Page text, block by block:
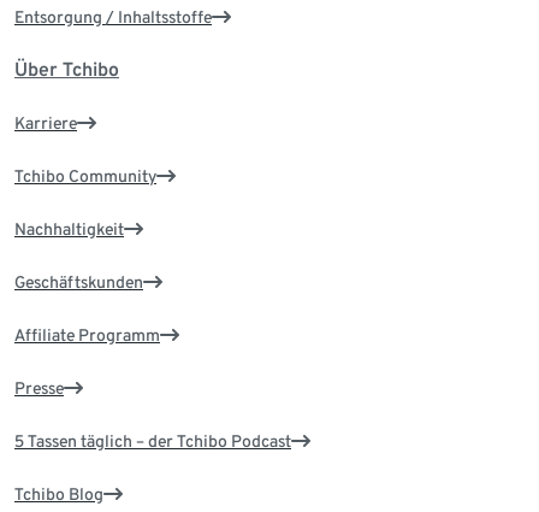
Entsorgung / Inhaltsstoffe
Über Tchibo
Karriere
Tchibo Community
Nachhaltigkeit
Geschäftskunden
Affiliate Programm
Presse
5 Tassen täglich – der Tchibo Podcast
Tchibo Blog